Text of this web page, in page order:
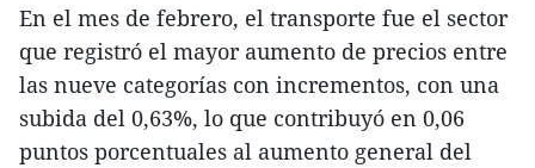
En el mes de febrero, el transporte fue el sector
que registró el mayor aumento de precios entre
las nueve categorías con incrementos, con una
subida del 0,63%, lo que contribuyó en 0,06
puntos porcentuales al aumento general del